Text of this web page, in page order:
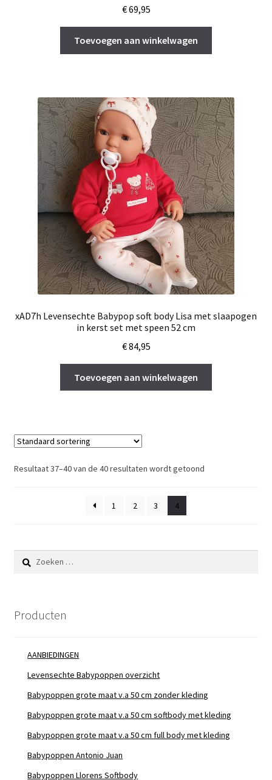
€69,95
Toevoegen aan winkelwagen
xAD7h Levensechte Babypop soft body Lisa met slaapogen
in kerst set met speen 52 cm
€84,95
Toevoegen aan winkelwagen
Resultaat 37–40 van de 40 resultaten wordt getoond
1 2 3 4
Zoeken
naar:
Producten
AANBIEDINGEN
Levensechte Babypoppen overzicht
Babypoppen grote maat v.a 50 cm zonder kleding
Babypoppen grote maat v.a 50 cm softbody met kleding
Babypoppen grote maat v.a 50 cm full body met kleding
Babypoppen Antonio Juan
Babypoppen Llorens Softbody